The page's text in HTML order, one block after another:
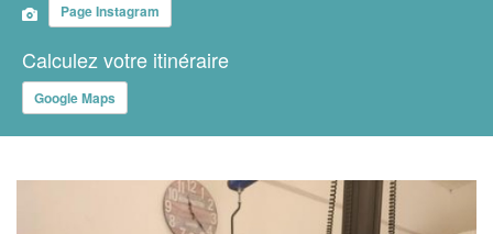
Page Instagram
Calculez votre itinéraire
Google Maps